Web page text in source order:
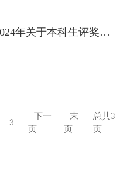
风景园林与艺术设计学院2024年关于本科生评奖评优的公示
3
下一
页
末
页
总共3
页